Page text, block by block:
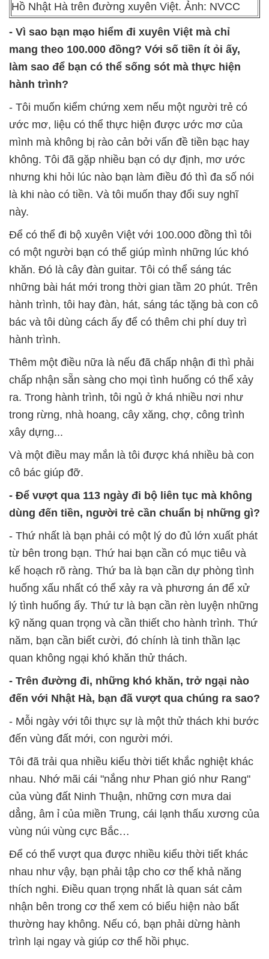
Hồ Nhật Hà trên đường xuyên Việt. Ảnh: NVCC
- Vì sao bạn mạo hiểm đi xuyên Việt mà chỉ
mang theo 100.000 đồng? Với số tiền ít ỏi ấy,
làm sao để bạn có thể sống sót mà thực hiện
hành trình?
- Tôi muốn kiểm chứng xem nếu một người trẻ có
ước mơ, liệu có thể thực hiện được ước mơ của
mình mà không bị rào cản bởi vấn đề tiền bạc hay
không. Tôi đã gặp nhiều bạn có dự định, mơ ước
nhưng khi hỏi lúc nào bạn làm điều đó thì đa số nói
là khi nào có tiền. Và tôi muốn thay đổi suy nghĩ
này.
Để có thể đi bộ xuyên Việt với 100.000 đồng thì tôi
có một người bạn có thể giúp mình những lúc khó
khăn. Đó là cây đàn guitar. Tôi có thể sáng tác
những bài hát mới trong thời gian tầm 20 phút. Trên
hành trình, tôi hay đàn, hát, sáng tác tặng bà con cô
bác và tôi dùng cách ấy để có thêm chi phí duy trì
hành trình.
Thêm một điều nữa là nếu đã chấp nhận đi thì phải
chấp nhận sẵn sàng cho mọi tình huống có thể xảy
ra. Trong hành trình, tôi ngủ ở khá nhiều nơi như
trong rừng, nhà hoang, cây xăng, chợ, công trình
xây dựng...
Và một điều may mắn là tôi được khá nhiều bà con
cô bác giúp đỡ.
- Để vượt qua 113 ngày đi bộ liên tục mà không
dùng đến tiền, người trẻ cần chuẩn bị những gì?
- Thứ nhất là bạn phải có một lý do đủ lớn xuất phát
từ bên trong bạn. Thứ hai bạn cần có mục tiêu và
kế hoạch rõ ràng. Thứ ba là bạn cần dự phòng tình
huống xấu nhất có thể xảy ra và phương án để xử
lý tình huống ấy. Thứ tư là bạn cần rèn luyện những
kỹ năng quan trọng và cần thiết cho hành trình. Thứ
năm, bạn cần biết cười, đó chính là tinh thần lạc
quan không ngại khó khăn thử thách.
- Trên đường đi, những khó khăn, trở ngại nào
đến với Nhật Hà, bạn đã vượt qua chúng ra sao?
- Mỗi ngày với tôi thực sự là một thử thách khi bước
đến vùng đất mới, con người mới.
Tôi đã trải qua nhiều kiểu thời tiết khắc nghiệt khác
nhau. Nhớ mãi cái "nắng như Phan gió như Rang"
của vùng đất Ninh Thuận, những cơn mưa dai
dẳng, âm ỉ của miền Trung, cái lạnh thấu xương của
vùng núi vùng cực Bắc…
Để có thể vượt qua được nhiều kiểu thời tiết khác
nhau như vậy, bạn phải tập cho cơ thể khả năng
thích nghi. Điều quan trọng nhất là quan sát cảm
nhận bên trong cơ thể xem có biểu hiện nào bất
thường hay không. Nếu có, bạn phải dừng hành
trình lại ngay và giúp cơ thể hồi phục.